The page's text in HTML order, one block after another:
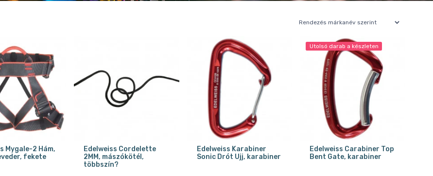
Mygale-2 Hám,
fekete
Edelweiss Cordelette
2MM, mászókötél,
többszín?
Edelweiss Karabiner
Sonic Drót Ujj, karabiner
Utolsó darab a készleten
Edelweiss Carabiner Top
Bent Gate, karabiner